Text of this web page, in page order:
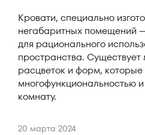
Кровати, специально
негабаритных помещений
для рационального
пространства.
расцветок и форм,
многофункциональностью
комнату.
20 марта 2024